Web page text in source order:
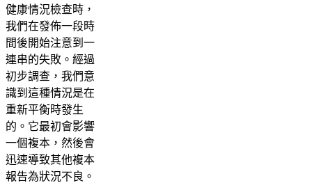
健康情況檢查時，
我們在發佈一段時
間後開始注意到一
連串的失敗。經過
初步調查，我們意
識到這種情況是在
重新平衡時發生
的。它最初會影響
一個複本，然後會
迅速導致其他複本
報告為狀況不良。